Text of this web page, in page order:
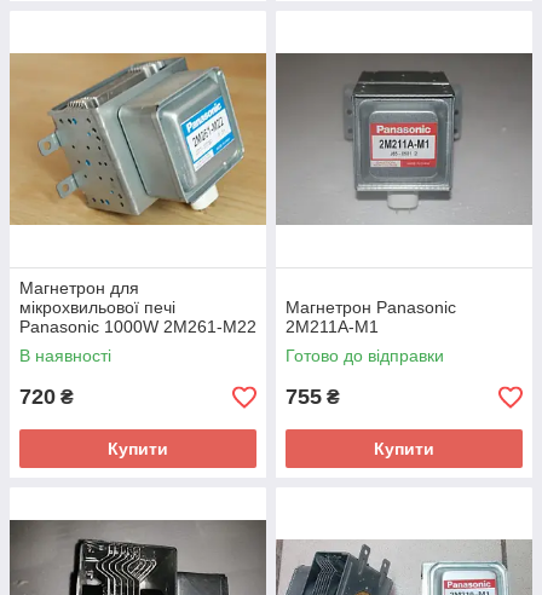
Магнетрон для
мікрохвильової печі
Panasonic 1000W 2M261-M22
В наявності
720 ₴
Купити
Магнетрон Panasonic
2M211A-M1
Готово до відправки
755 ₴
Купити